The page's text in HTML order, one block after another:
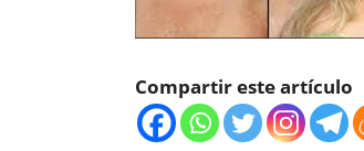
Compartir este artículo